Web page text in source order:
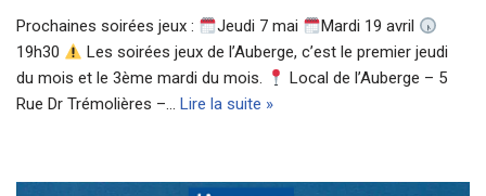
Prochaines soirées jeux : Jeudi 7 mai
Mardi 19 avril
19h30
Les soirées jeux de l’Auberge, c’est le premier jeudi
du mois et le 3ème mardi du mois.
Local de l’Auberge – 5
Rue Dr Trémolières –… Lire la suite »